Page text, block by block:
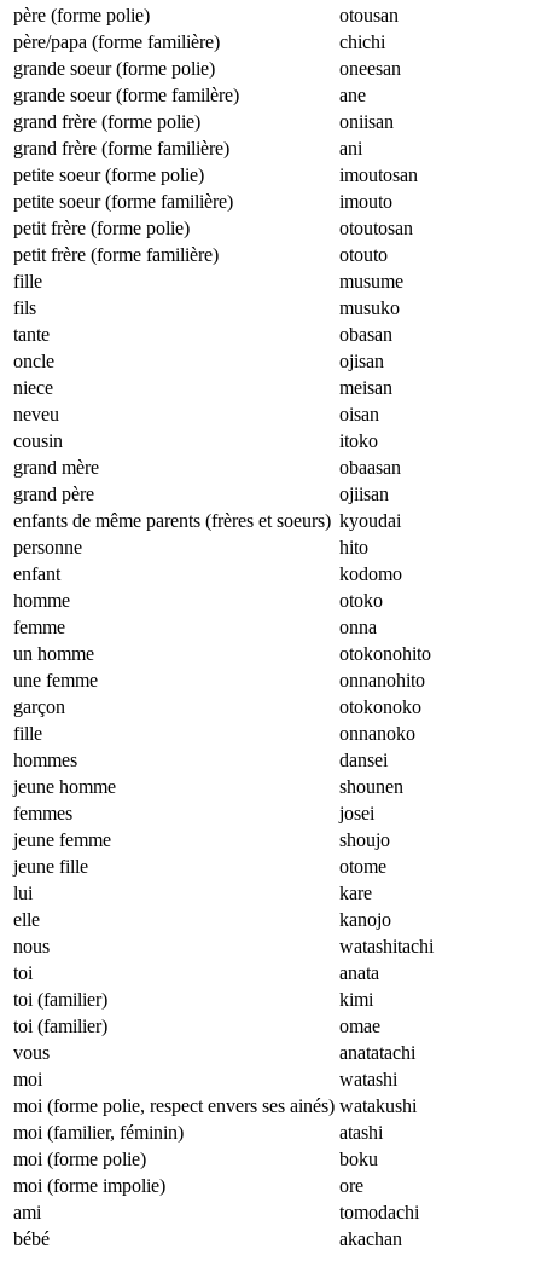
père (forme polie)
otousan
père/papa (forme familière)
chichi
grande soeur (forme polie)
oneesan
grande soeur (forme familère)
ane
grand frère (forme polie)
oniisan
grand frère (forme familière)
ani
petite soeur (forme polie)
imoutosan
petite soeur (forme familière)
imouto
petit frère (forme polie)
otoutosan
petit frère (forme familière)
otouto
fille
musume
fils
musuko
tante
obasan
oncle
ojisan
niece
meisan
neveu
oisan
cousin
itoko
grand mère
obaasan
grand père
ojiisan
enfants de même parents (frères et soeurs) kyoudai
personne
hito
enfant
kodomo
homme
otoko
femme
onna
un homme
otokonohito
une femme
onnanohito
garçon
otokonoko
fille
onnanoko
hommes
dansei
jeune homme
shounen
femmes
josei
jeune femme
shoujo
jeune fille
otome
lui
kare
elle
kanojo
nous
watashitachi
toi
anata
toi (familier)
kimi
toi (familier)
omae
vous
anatatachi
moi
watashi
moi (forme polie, respect envers ses ainés) watakushi
moi (familier, féminin)
atashi
moi (forme polie)
boku
moi (forme impolie)
ore
ami
tomodachi
bébé
akachan